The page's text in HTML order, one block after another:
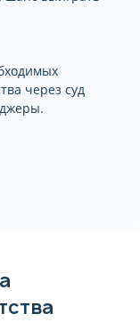
через суд